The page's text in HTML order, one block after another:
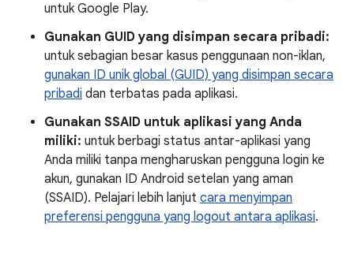
untuk Google Play.
Gunakan GUID yang disimpan secara pribadi:
untuk sebagian besar kasus penggunaan non-iklan,
gunakan ID unik global (GUID) yang disimpan secara
pribadi dan terbatas pada aplikasi.
Gunakan SSAID untuk aplikasi yang Anda
miliki: untuk berbagi status antar-aplikasi yang
Anda miliki tanpa mengharuskan pengguna login ke
akun, gunakan ID Android setelan yang aman
(SSAID). Pelajari lebih lanjut cara menyimpan
preferensi pengguna yang logout antara aplikasi.